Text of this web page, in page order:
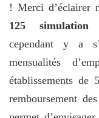
! Merci d’éclairer
125 simulation
cependant y a
mensualités
établissements de
remboursement